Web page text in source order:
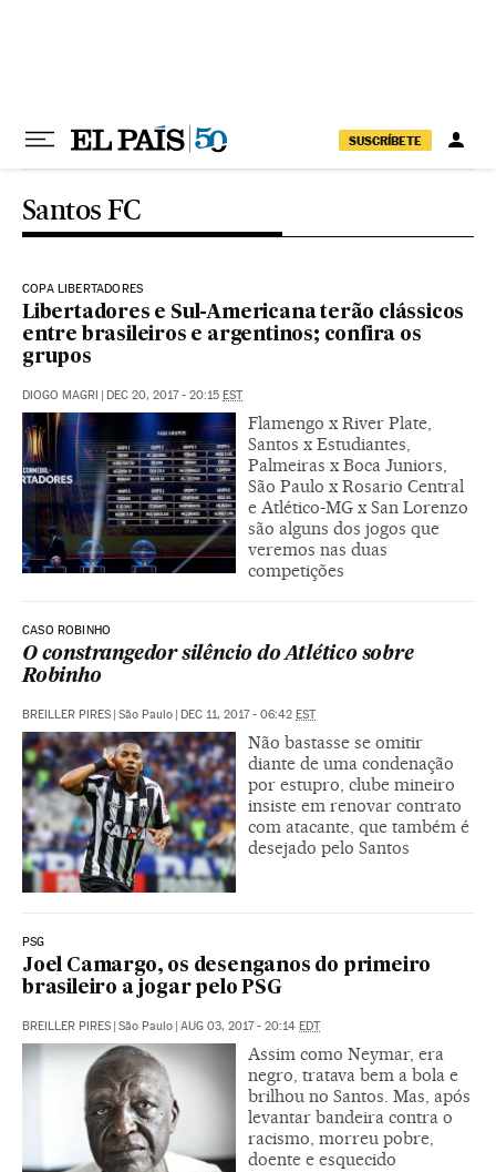
SUSCRÍBETE
Santos FC
COPA LIBERTADORES
Libertadores e Sul-Americana terão clássicos
entre brasileiros e argentinos; confira os
grupos
DIOGO MAGRI | DEC 20, 2017 - 20:15 EST
Flamengo x River Plate,
Santos x Estudiantes,
Palmeiras x Boca Juniors,
São Paulo x Rosario Central
e Atlético-MG x San Lorenzo
são alguns dos jogos que
veremos nas duas
competições
CASO ROBINHO
O constrangedor silêncio do Atlético sobre
Robinho
BREILLER PIRES | São Paulo | DEC 11, 2017 - 06:42 EST
Não bastasse se omitir
diante de uma condenação
por estupro, clube mineiro
insiste em renovar contrato
com atacante, que também é
desejado pelo Santos
PSG
Joel Camargo, os desenganos do primeiro
brasileiro a jogar pelo PSG
BREILLER PIRES | São Paulo | AUG 03, 2017 - 20:14 EDT
Assim como Neymar, era
negro, tratava bem a bola e
brilhou no Santos. Mas, após
levantar bandeira contra o
racismo, morreu pobre,
doente e esquecido